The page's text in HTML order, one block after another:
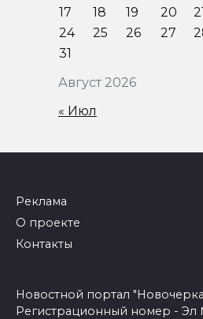
Август 2026
17
18 19 20
24
25 26 27
31
« Июл
Реклама
О проекте
Контакты
Новостной портал
Регистрационный номер - Эл